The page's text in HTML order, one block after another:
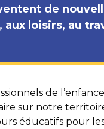
de
aux loisirs, au
de
sur notre
éducatifs pour